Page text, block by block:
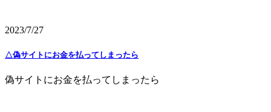
2023/7/27
△偽サイトにお金を払ってしまったら
偽サイトにお金を払ってしまったら